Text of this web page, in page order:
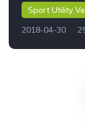
Sport Utility
2018-04-30